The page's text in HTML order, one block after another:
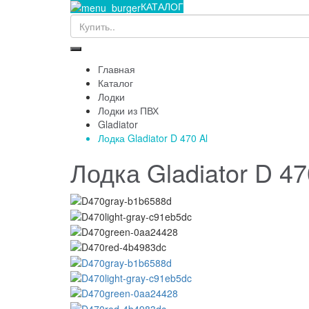
КАТАЛОГ
Главная
Каталог
Лодки
Лодки из ПВХ
Gladiator
Лодка Gladiator D 470 Al
Лодка Gladiator D